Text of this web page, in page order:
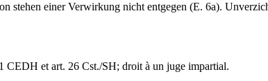
stehen einer Verwirkung nicht entgegen (E. 6a).
CEDH et art. 26 Cst./SH; droit à un juge impartial.